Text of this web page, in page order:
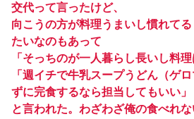
交代って言ったけど、
向こうの方が料理うまいし慣れて
たいなのもあって
「そっちのが一人暮らし長いし料
「週イチで牛乳スープうどん（ゲ
ずに完食するなら担当してもいい」
と言われた。わざわざ俺の食べれ